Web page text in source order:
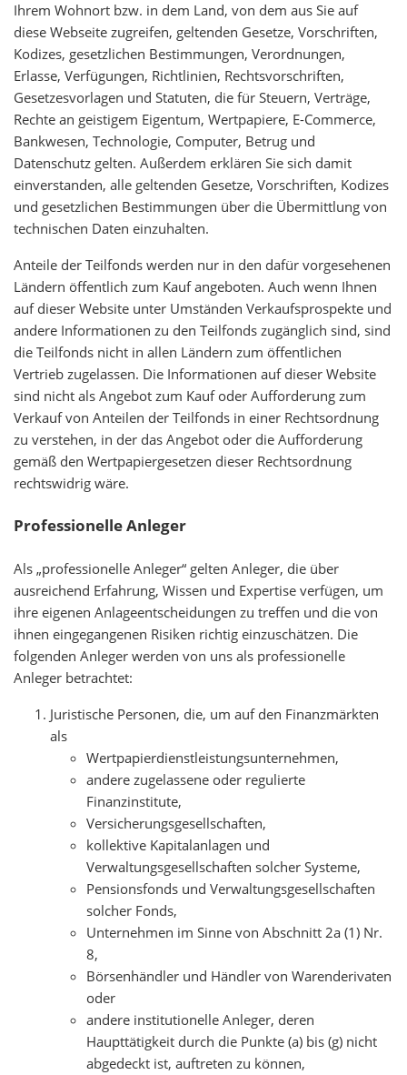
Ihrem Wohnort bzw. in dem Land, von dem aus Sie auf
diese Webseite zugreifen, geltenden Gesetze, Vorschriften,
Kodizes, gesetzlichen Bestimmungen, Verordnungen,
Erlasse, Verfügungen, Richtlinien, Rechtsvorschriften,
Gesetzesvorlagen und Statuten, die für Steuern, Verträge,
Rechte an geistigem Eigentum, Wertpapiere, E-Commerce,
Bankwesen, Technologie, Computer, Betrug und
Datenschutz gelten. Außerdem erklären Sie sich damit
einverstanden, alle geltenden Gesetze, Vorschriften, Kodizes
und gesetzlichen Bestimmungen über die Übermittlung von
technischen Daten einzuhalten.
Anteile der Teilfonds werden nur in den dafür vorgesehenen
Ländern öffentlich zum Kauf angeboten. Auch wenn Ihnen
auf dieser Website unter Umständen Verkaufsprospekte und
andere Informationen zu den Teilfonds zugänglich sind, sind
die Teilfonds nicht in allen Ländern zum öffentlichen
Vertrieb zugelassen. Die Informationen auf dieser Website
sind nicht als Angebot zum Kauf oder Aufforderung zum
Verkauf von Anteilen der Teilfonds in einer Rechtsordnung
zu verstehen, in der das Angebot oder die Aufforderung
gemäß den Wertpapiergesetzen dieser Rechtsordnung
rechtswidrig wäre.
Professionelle Anleger
Als „professionelle Anleger“ gelten Anleger, die über
ausreichend Erfahrung, Wissen und Expertise verfügen, um
ihre eigenen Anlageentscheidungen zu treffen und die von
ihnen eingegangenen Risiken richtig einzuschätzen. Die
folgenden Anleger werden von uns als professionelle
Anleger betrachtet:
Juristische Personen, die, um auf den Finanzmärkten
als
Wertpapierdienstleistungsunternehmen,
andere zugelassene oder regulierte
Finanzinstitute,
Versicherungsgesellschaften,
kollektive Kapitalanlagen und
Verwaltungsgesellschaften solcher Systeme,
Pensionsfonds und Verwaltungsgesellschaften
solcher Fonds,
Unternehmen im Sinne von Abschnitt 2a (1) Nr.
8,
Börsenhändler und Händler von Warenderivaten
oder
andere institutionelle Anleger, deren
Haupttätigkeit durch die Punkte (a) bis (g) nicht
abgedeckt ist, auftreten zu können,